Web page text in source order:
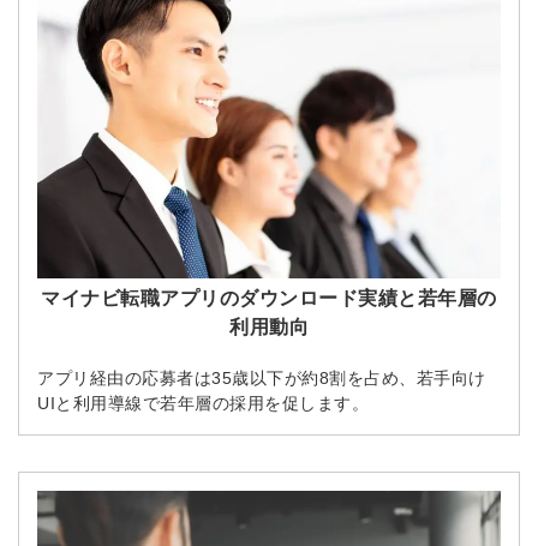
マイナビ転職アプリのダウンロード実績と若年層の
利用動向
アプリ経由の応募者は35歳以下が約8割を占め、若手向け
UIと利用導線で若年層の採用を促します。